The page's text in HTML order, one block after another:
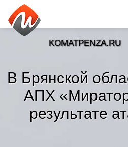
В Брянской
АПХ
результате
KOMATPENZA.RU
Новости»
Тренды новостей»
Рубрики»